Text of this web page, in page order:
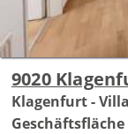
9020
Klagenfurt -